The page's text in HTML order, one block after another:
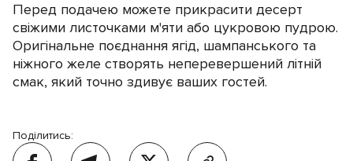
Перед подачею можете прикрасити десерт
свіжими листочками м'яти або цукровою пудрою.
Оригінальне поєднання ягід, шампанського та
ніжного желе створять неперевершений літній
смак, який точно здивує ваших гостей.
Поділитись: